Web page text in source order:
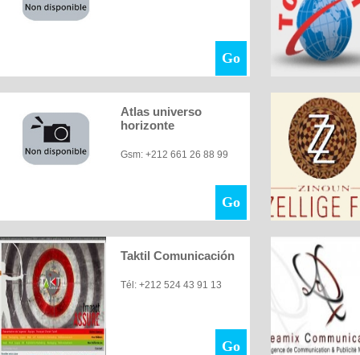
Go
Atlas universo
horizonte
Gsm: +212 661 26 88 99
Go
Taktil Comunicación
Tél: +212 524 43 91 13
Go